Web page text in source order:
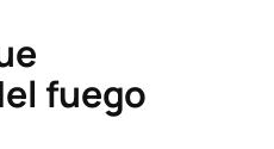
fuego